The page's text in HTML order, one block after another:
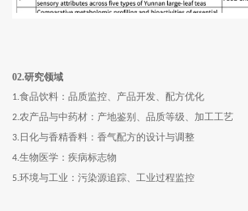
02.研究领域
1.食品饮料： 品质监控、产品开发、配方优化
2.农产品与中药材： 产地鉴别、品质等级、加工工艺
3. 日化与香精香料：香气配方的设计与调整
4.生物医学：疾病标志物
5.环境与工业： 污染源追踪、工业过程监控